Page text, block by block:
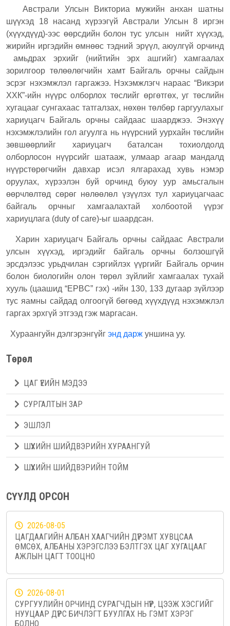
Австрали Улсын Викториа мужийн анхан шатны
шүүхэд 18 насанд хүрээгүй Австрали Улсын 8 иргэн
(хүүхдүүд)-ээс өөрсдийн болон тус улсын нийт хүүхэд,
жирийн иргэдийн өмнөөс тэдний эрүүл, аюулгүй орчинд
амьдрах эрхийг (нийтийн эрх ашгийг) хамгаалах
зорилгоор төлөөлөгчийн хамт Байгаль орчны сайдын
эсрэг нэхэмжлэл гаргажээ. Нэхэмжлэгч нараас “Викэри
ХХК”-ийн нүүрс олборлох төслийг өргөтгөх, уг төслийн
хугацааг сунгахаас татгалзах, нөхөн төлбөр гаргуулахыг
хариуцагч Байгаль орчны сайдаас шаарджээ. Энэхүү
нэхэмжлэлийн гол агуулга нь нүүрсний уурхайн төслийн
зөвшөөрлийг хариуцагч баталсан тохиолдолд
олборлосон нүүрсийг шатааж, улмаар агаар мандалд
нүүрстөрөгчийн давхар исэл ялгарахад хувь нэмэр
оруулах, хүрээлэн буй орчинд буюу уур амьсгалын
өөрчлөлтөд сөрөг нөлөөлөл үзүүлэх тул хариуцагчаас
байгаль орчныг хамгаалахтай холбоотой үүрэг
хариуцлага (duty of care)-ыг шаардсан.
Харин хариуцагч Байгаль орчны сайдаас Австрали
улсын хүүхэд, иргэдийг байгаль орчны болзошгүй
эрсдэлээс урьдчилан сэргийлэх үүргийг Байгаль орчин
болон биологийн олон төрөл зүйлийг хамгаалах тухай
хууль (цаашид “EPBC” гэх) -ийн 130, 133 дугаар зүйлээр
тус яамны сайдад олгоогүй бөгөөд хүүхдүүд нэхэмжлэл
гаргах эрхгүй этгээд гэж маргасан.
Хураангуйн дэлгэрэнгүйг энд дарж уншина уу.
Төрөл
ЦАГ ҮЕИЙН МЭДЭЭ
СУРГАЛТЫН ЗАР
ЭШЛЭЛ
ШҮҮХИЙН ШИЙДВЭРИЙН ХУРААНГУЙ
ШҮҮХИЙН ШИЙДВЭРИЙН ТОЙМ
СҮҮЛД ОРСОН
2026-08-05
ЦАГДААГИЙН АЛБАН ХААГЧИЙН ДҮРЭМТ ХУВЦСАА
ӨМСӨХ, АЛБАНЫ ХЭРЭГСЛЭЭ БЭЛТГЭХ ЦАГ ХУГАЦААГ
АЖЛЫН ЦАГТ ТООЦНО
2026-08-01
СУРГУУЛИЙН ОРЧИНД СУРАГЧДЫН НҮҮР, ЦЭЭЖ ХЭСГИЙГ
НУУЦААР ДҮРС БИЧЛЭГТ БУУЛГАХ НЬ ГЭМТ ХЭРЭГ
БОЛНО